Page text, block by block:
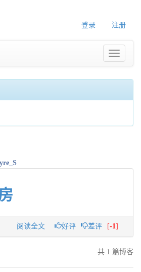
登录 注册
导
航
阅读全文 好评 差评 [-1]
共 1 篇博客